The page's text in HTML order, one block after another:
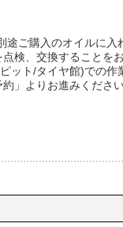
途ご購入のオイルに入
検、交換することを
ット/タイヤ館)での作
」よりお進みください